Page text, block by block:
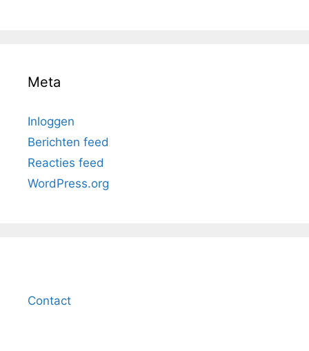
Meta
Inloggen
Berichten feed
Reacties feed
WordPress.org
Contact